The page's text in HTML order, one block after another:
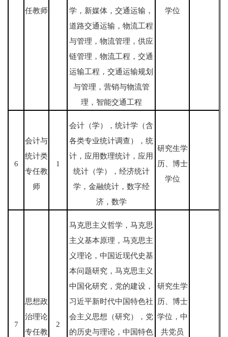
任教师
学，新媒体，交通运输，
道路交通运输，物流工程
与管理，物流管理，供应
链管理，物流工程，交通
运输工程，交通运输规划
与管理，营销与物流管
理，智能交通工程
学位
6
会计与
统计类
专任教
师
1
会计（学），统计学（含
各类专业统计调查），统
计，应用数理统计，应用
统计（学），经济统计
学，金融统计，数字经
济，数学
研究生学
历、博士
学位
7
思想政
治理论
专任教
2
马克思主义哲学，马克思
主义基本原理，马克思主
义理论，中国近现代史基
本问题研究，马克思主义
中国化研究，党的建设，
习近平新时代中国特色社
会主义思想（研究），党
的历史与理论，中国特色
研究生学
历、博士
学位，中
共党员